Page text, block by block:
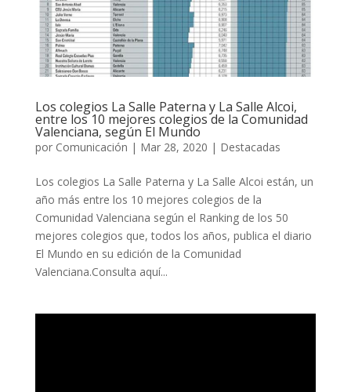
Los colegios La Salle Paterna y La Salle Alcoi,
entre los 10 mejores colegios de la Comunidad
Valenciana, según El Mundo
por Comunicación | Mar 28, 2020 | Destacadas
Los colegios La Salle Paterna y La Salle Alcoi están, un
año más entre los 10 mejores colegios de la
Comunidad Valenciana según el Ranking de los 50
mejores colegios que, todos los años, publica el diario
El Mundo en su edición de la Comunidad
Valenciana.Consulta aquí...